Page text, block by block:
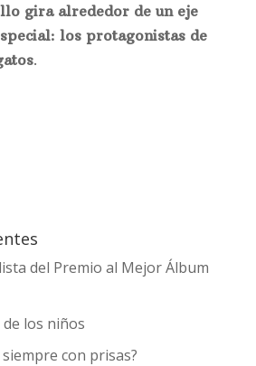
gira alrededor de un eje
los protagonistas de
.
del Premio al Mejor Álbum
los niños
con prisas?